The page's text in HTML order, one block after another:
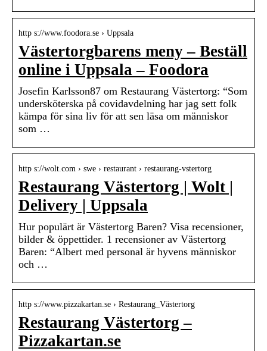
http s://www.foodora.se › Uppsala
Västertorgbarens meny – Beställ
online i Uppsala – Foodora
Josefin Karlsson87 om Restaurang Västertorg: “Som
undersköterska på covidavdelning har jag sett folk
kämpa för sina liv för att sen läsa om människor
som …
http s://wolt.com › swe › restaurant › restaurang-vstertorg
Restaurang Västertorg | Wolt |
Delivery | Uppsala
Hur populärt är Västertorg Baren? Visa recensioner,
bilder & öppettider. 1 recensioner av Västertorg
Baren: “Albert med personal är hyvens människor
och …
http s://www.pizzakartan.se › Restaurang_Västertorg
Restaurang Västertorg –
Pizzakartan.se